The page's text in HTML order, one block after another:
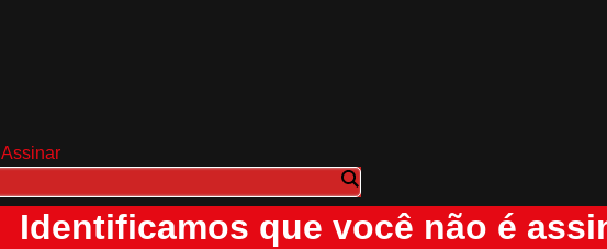
Assinar
Identificamos que você não é